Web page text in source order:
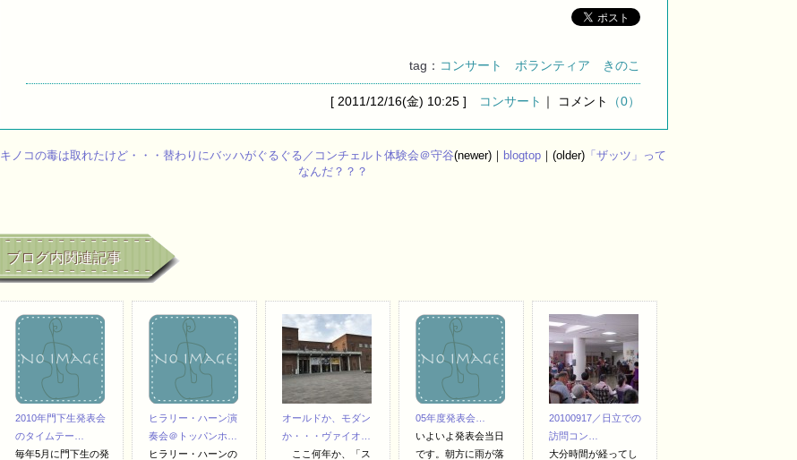
tag： コンサート ボランティア きのこ
[ 2011/12/16(金) 10:25 ] コンサート ｜ コメント （0）
キノコの毒は取れたけど・・・替わりにバッハがぐるぐる／コンチェルト体験会＠守谷(newer)｜ blogtop ｜(older) 「ザッツ」って
なんだ？？？
ブログ内関連記事
2010年門下生発表会
のタイムテー…
毎年5月に門下生の発
ヒラリー・ハーン演
奏会＠トッパンホ…
ヒラリー・ハーンの
オールドか、モダン
か・・・ヴァイオ…
ここ何年か、「ス
05年度発表会…
いよいよ発表会当日
です。朝方に雨が落
20100917／日立での
訪問コン…
大分時間が経ってし